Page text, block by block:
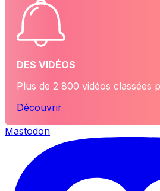
DES VIDÉOS
Plus de 2 800 vidéos classées
Découvrir
Mastodon